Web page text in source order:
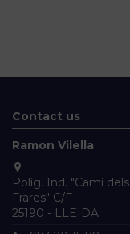
Contact us
Ramon Vilella
Políg. Ind. "Camí dels
Frares" C/F
25190 - LLEIDA